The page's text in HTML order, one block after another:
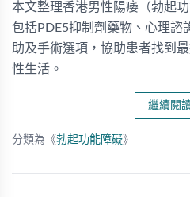
本文整理香港男性陽痿（勃起
包括PDE5抑制劑藥物、心理諮
助及手術選項，協助患者找到
性生活。
繼續閱
分類為《勃起功能障礙》